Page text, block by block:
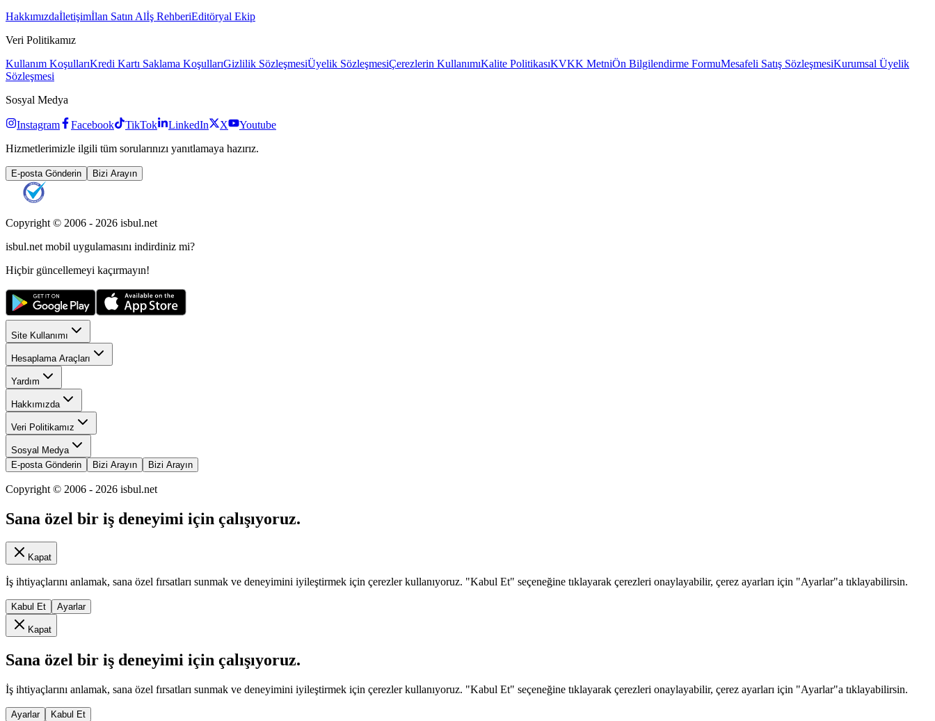
Hakkımızdaİletişimİlan Satın Alİş RehberiEditöryal Ekip
Veri Politikamız
Kullanım KoşullarıKredi Kartı Saklama KoşullarıGizlilik SözleşmesiÜyelik SözleşmesiÇerezlerin KullanımıKalite PolitikasıKVKK MetniÖn Bilgilendirme FormuMesafeli Satış SözleşmesiKurumsal Üyelik
Sözleşmesi
Sosyal Medya
Instagram Facebook TikTok LinkedIn X
Youtube
Hizmetlerimizle ilgili tüm sorularınızı yanıtlamaya hazırız.
E-posta Gönderin Bizi Arayın
Copyright © 2006 - 2026 isbul.net
isbul.net mobil uygulamasını indirdiniz mi?
Hiçbir güncellemeyi kaçırmayın!
Site Kullanımı
Hesaplama Araçları
Yardım
Hakkımızda
Veri Politikamız
Sosyal Medya
E-posta Gönderin
Bizi Arayın Bizi Arayın
Copyright © 2006 - 2026 isbul.net
Sana özel bir iş deneyimi için çalışıyoruz.
Kapat
İş ihtiyaçlarını anlamak, sana özel fırsatları sunmak ve deneyimini iyileştirmek için çerezler kullanıyoruz. "Kabul Et" seçeneğine tıklayarak çerezleri onaylayabilir, çerez ayarları için "Ayarlar"a tıklayabilirsin.
Kabul Et Ayarlar
Kapat
Sana özel bir iş deneyimi için çalışıyoruz.
İş ihtiyaçlarını anlamak, sana özel fırsatları sunmak ve deneyimini iyileştirmek için çerezler kullanıyoruz. "Kabul Et" seçeneğine tıklayarak çerezleri onaylayabilir, çerez ayarları için "Ayarlar"a tıklayabilirsin.
Ayarlar Kabul Et